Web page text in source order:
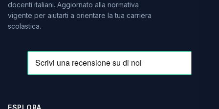
docenti italiani. Aggiornato alla normativa
vigente per aiutarti a orientare la tua carriera
scolastica.
ESPLORA